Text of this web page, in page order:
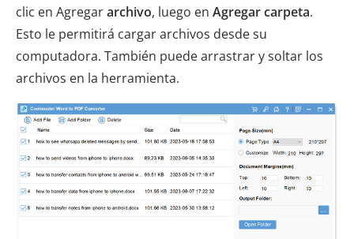
clic en Agregararchivo, luego en Agregar carpeta.
Esto le permitirá cargar archivos desde su
computadora. También puede arrastrar y soltar los
archivos en la herramienta.